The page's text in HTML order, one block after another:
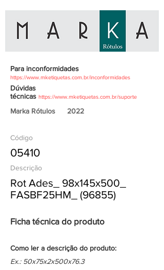
Para inconformidades
https://www.mketiquetas.com.br/inconformidades
Dúvidas
técnicas https://www.mketiquetas.com.br/suporte
Marka Rótulos 2022
Código
05410
Descrição
Rot Ades_ 98x145x500_
FASBF25HM_ (96855)
Ficha técnica do produto
Como ler a descrição do produto:
Ex.: 50x75x2x500x76.3